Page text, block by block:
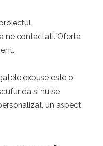
ne contactati. Oferta
expuse este o
si nu se
un aspect